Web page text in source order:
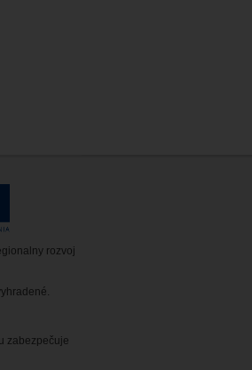
rozvoj
zabezpečuje